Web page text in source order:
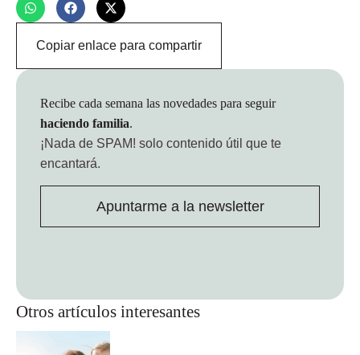
Copiar enlace para compartir
Otros artículos interesantes
Recibe cada semana las novedades para seguir
haciendo familia.
¡Nada de SPAM! solo contenido útil que te
encantará.
Apuntarme a la newsletter